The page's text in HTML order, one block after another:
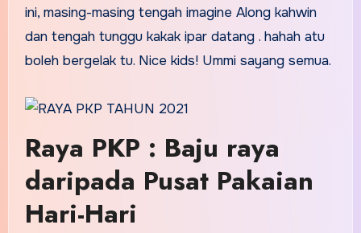
ini, masing-masing tengah imagine Along kahwin
dan tengah tunggu kakak ipar datang . hahah atu
boleh bergelak tu. Nice kids! Ummi sayang semua.
Raya PKP : Baju raya
daripada Pusat Pakaian
Hari-Hari